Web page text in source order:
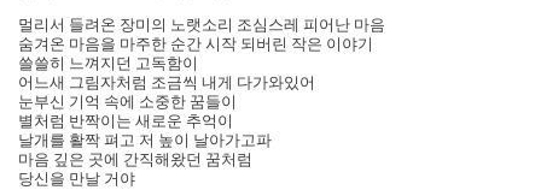
멀리서 들려온 장미의 노랫소리 조심스레 피어난 마음
숨겨온 마음을 마주한 순간 시작 되버린 작은 이야기
쓸쓸히 느껴지던 고독함이
어느새 그림자처럼 조금씩 내게 다가와있어
눈부신 기억 속에 소중한 꿈들이
별처럼 반짝이는 새로운 추억이
날개를 활짝 펴고 저 높이 날아가고파
마음 깊은 곳에 간직해왔던 꿈처럼
당신을 만날 거야